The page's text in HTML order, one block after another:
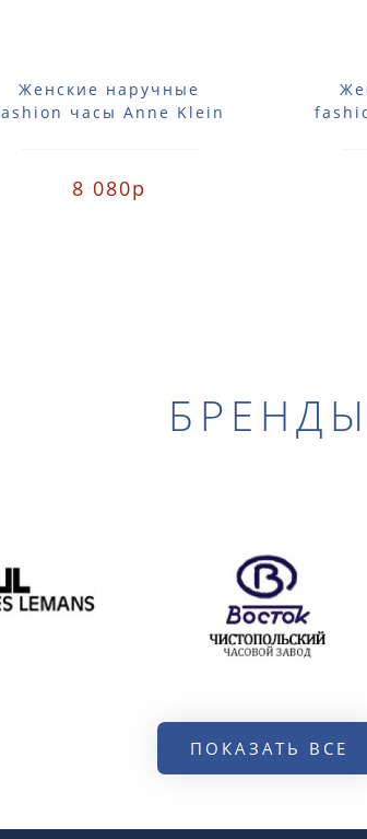
Женские наручные
часы Anne Klein
8 080р
БРЕНДЫ
ПОКАЗАТЬ ВСЕ